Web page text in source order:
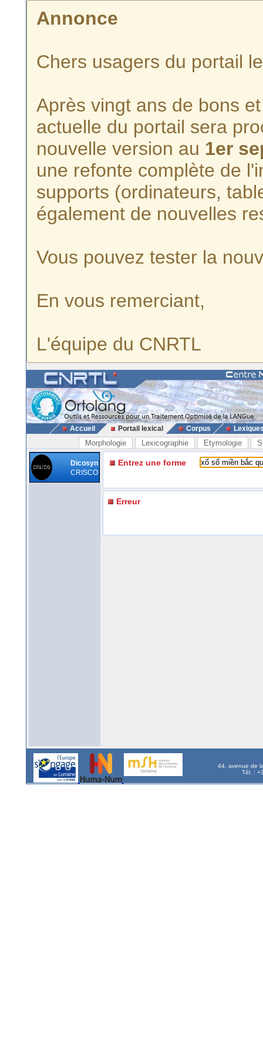
Annonce
Chers usagers du portail
Après vingt ans de bons
actuelle du portail sera
nouvelle version au 1er
une refonte complète de
supports (ordinateurs,
également de nouvelles
Vous pouvez tester la
En vous remerciant,
L'équipe du CNRTL
Accueil Portail lexical Corpus
Morphologie Lexicographie Etymologie
Dicosyn
CRISCO
Entrez une forme
Erreur
44, avenue de
Tél. :